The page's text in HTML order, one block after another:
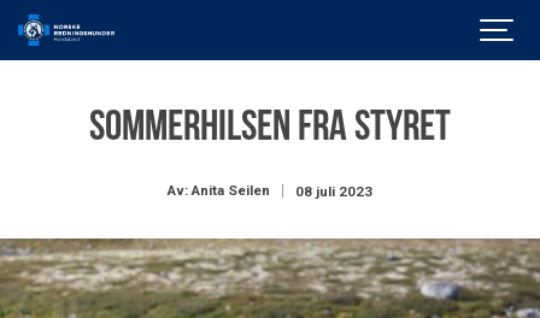
Sommerhilsen fra styret
Av: Anita Seilen 08 juli 2023